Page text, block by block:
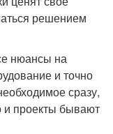
решением
нюансы на
и точно
сразу,
и проекты бывают